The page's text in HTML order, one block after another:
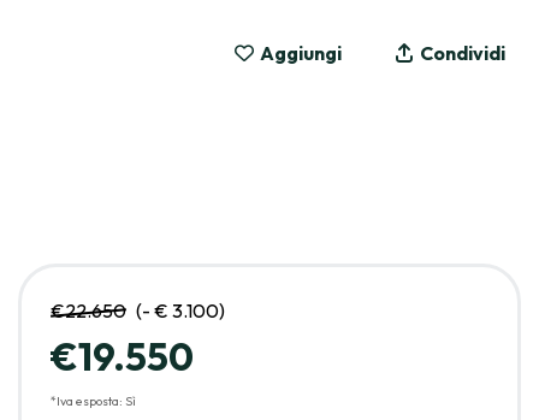
Aggiungi Condividi
€22.650 (- € 3.100)
€19.550
*Iva esposta: Sì